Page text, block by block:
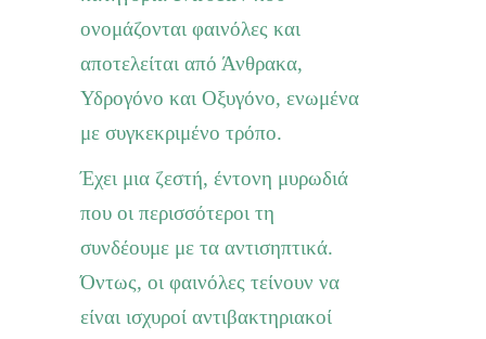
ονομάζονται φαινόλες και
αποτελείται από Άνθρακα,
Υδρογόνο και Οξυγόνο, ενωμένα
με συγκεκριμένο τρόπο.
Έχει μια ζεστή, έντονη μυρωδιά
που οι περισσότεροι τη
συνδέουμε με τα αντισηπτικά.
Όντως, οι φαινόλες τείνουν να
είναι ισχυροί αντιβακτηριακοί